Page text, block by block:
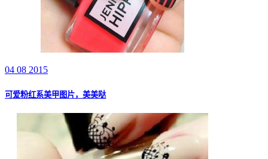
04 08 2015
可爱粉红系美甲图片，美美哒